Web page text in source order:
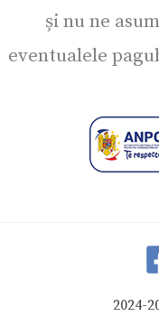
și nu ne
eventualele
2024-